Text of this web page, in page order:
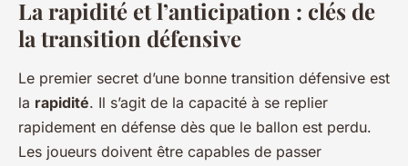
La rapidité et l’anticipation : clés de
la transition défensive
Le premier secret d’une bonne transition défensive est
la rapidité. Il s’agit de la capacité à se replier
rapidement en défense dès que le ballon est perdu.
Les joueurs doivent être capables de passer